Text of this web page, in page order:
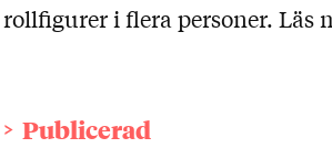
rollfigurer i flera personer. Läs
Publicerad